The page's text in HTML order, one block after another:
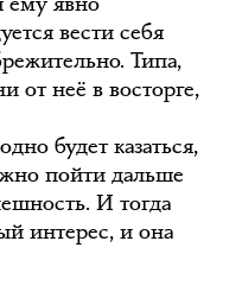
вести себя
Типа,
от неё в восторге,
будет казаться,
пойти дальше
И тогда
интерес, и она